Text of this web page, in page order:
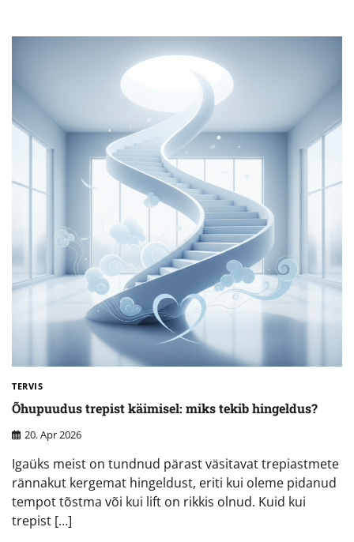
TERVIS
Õhupuudus trepist käimisel: miks tekib hingeldus?
20. Apr 2026
Igaüks meist on tundnud pärast väsitavat trepiastmete
rännakut kergemat hingeldust, eriti kui oleme pidanud
tempot tõstma või kui lift on rikkis olnud. Kuid kui
trepist […]